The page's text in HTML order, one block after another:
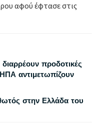
αφού έφτασε στις
προδοτικές
αντιμετωπίζουν
στην Ελλάδα του